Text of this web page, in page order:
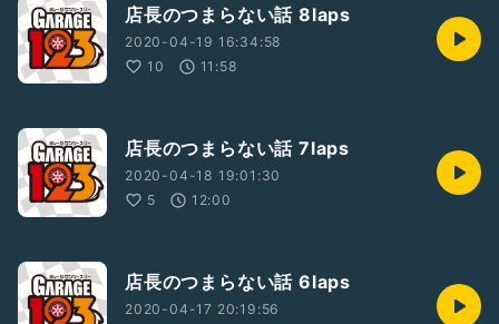
店長のつまらない話 8laps
2020-04-19 16:34:58
10
11:58
店長のつまらない話 7laps
2020-04-18 19:01:30
5
12:00
店長のつまらない話 6laps
2020-04-17 20:19:56